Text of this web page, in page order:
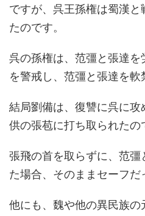
ですが、呉王孫権は蜀漢
たのです。
呉の孫権は、范彊と張達
を警戒し、范彊と張達を軟
結局劉備は、復讐に呉に
供の張苞に打ち取られたの
張飛の首を取らずに、范
た場合、そのままセーフだ
他にも、魏や他の異民族